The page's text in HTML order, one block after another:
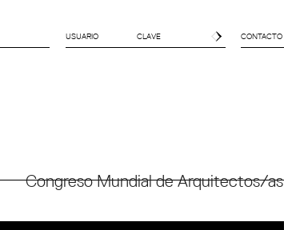
CONTACTO
Congreso Mundial de Arquitectos/as